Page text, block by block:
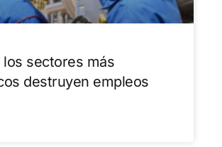
los sectores más
destruyen empleos